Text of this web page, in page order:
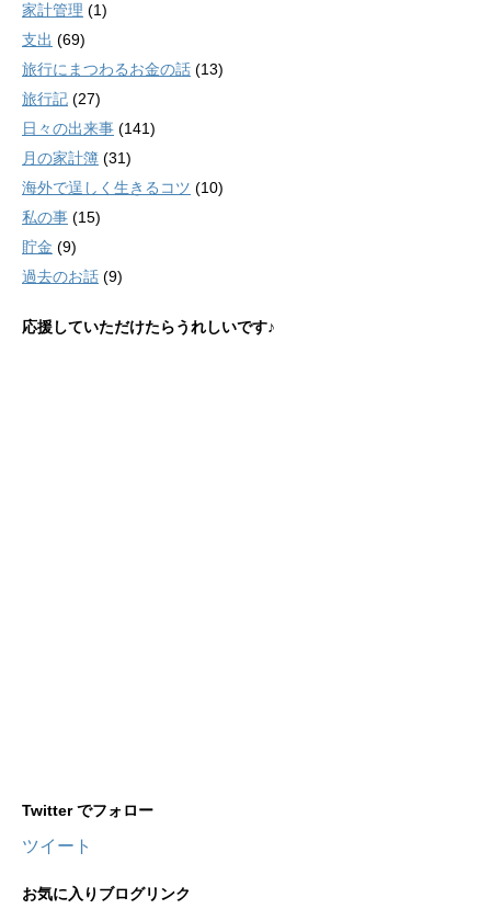
家計管理 (1)
支出 (69)
旅行にまつわるお金の話 (13)
旅行記 (27)
日々の出来事 (141)
月の家計簿 (31)
海外で逞しく生きるコツ (10)
私の事 (15)
貯金 (9)
過去のお話 (9)
応援していただけたらうれしいです♪
Twitter でフォロー
ツイート
お気に入りブログリンク